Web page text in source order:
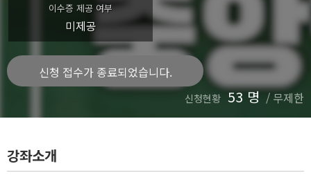
이수증 제공 여부
미제공
신청 접수가 종료되었습니다.
신청현황 53 명 / 무제한
강좌소개